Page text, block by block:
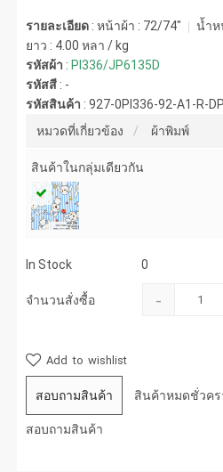
รายละเอียด : หน้าผ้า : 72/74" น้ำห
ยาว : 4.00 หลา / kg
รหัสผ้า :PI336/JP6135D
รหัสสี : -
รหัสสินค้า :927-0PI336-92-A1-R-
หมวดที่เกี่ยวข้อง
ผ้าพิมพ์
สินค้าในกลุ่มเดียวกัน
In Stock 0
จำนวนสั่งซื้อ -
Add to wishlist
สอบถามสินค้า สินค้าหมดชั่วค
สอบถามสินค้า